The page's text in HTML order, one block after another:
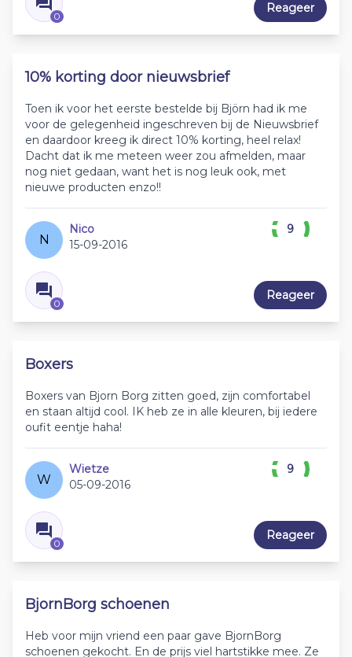
0
Reageer
10% korting door nieuwsbrief
Toen ik voor het eerste bestelde bij Björn had ik me
voor de gelegenheid ingeschreven bij de Nieuwsbrief
en daardoor kreeg ik direct 10% korting, heel relax!
Dacht dat ik me meteen weer zou afmelden, maar
nog niet gedaan, want het is nog leuk ook, met
nieuwe producten enzo!!
N
Nico
15-09-2016
0
9
Reageer
Boxers
Boxers van Bjorn Borg zitten goed, zijn comfortabel
en staan altijd cool. IK heb ze in alle kleuren, bij iedere
oufit eentje haha!
W
Wietze
05-09-2016
0
9
Reageer
BjornBorg schoenen
Heb voor mijn vriend een paar gave BjornBorg
schoenen gekocht. En de prijs viel hartstikke mee. Ze